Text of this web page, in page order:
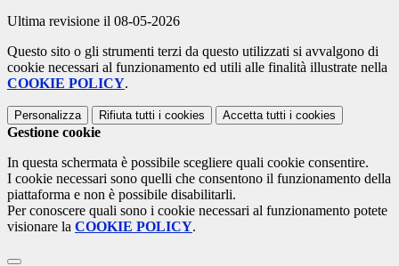
Ultima revisione il 08-05-2026
Questo sito o gli strumenti terzi da questo utilizzati si avvalgono di
cookie necessari al funzionamento ed utili alle finalità illustrate nella
COOKIE POLICY.
Personalizza Rifiuta tutti i cookies Accetta tutti i cookies
Gestione cookie
In questa schermata è possibile scegliere quali cookie consentire.
I cookie necessari sono quelli che consentono il funzionamento della
piattaforma e non è possibile disabilitarli.
Per conoscere quali sono i cookie necessari al funzionamento potete
visionare la COOKIE POLICY.